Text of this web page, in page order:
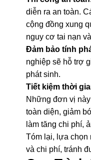
nhỏ hẹp, quá
Chọn dịch vụ
Thi công an
diễn ra an toàn.
cộng đồng xung
nguy cơ tai nạn
Đảm bảo tính
nghiệp sẽ hỗ trợ
phát sinh.
Tiết kiệm thời
Những đơn vị này
toàn diện, giảm
làm tăng chi phí,